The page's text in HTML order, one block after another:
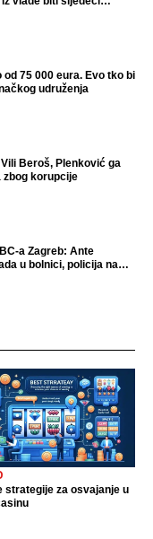
75 000 eura. Evo tko bi
udruženja
Beroš, Plenković ga
zbog korupcije
a Zagreb: Ante
u bolnici, policija na
strategije za osvajanje u